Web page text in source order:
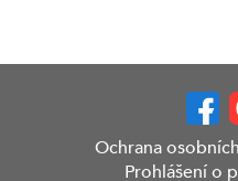
Ochrana
Prohlášení o